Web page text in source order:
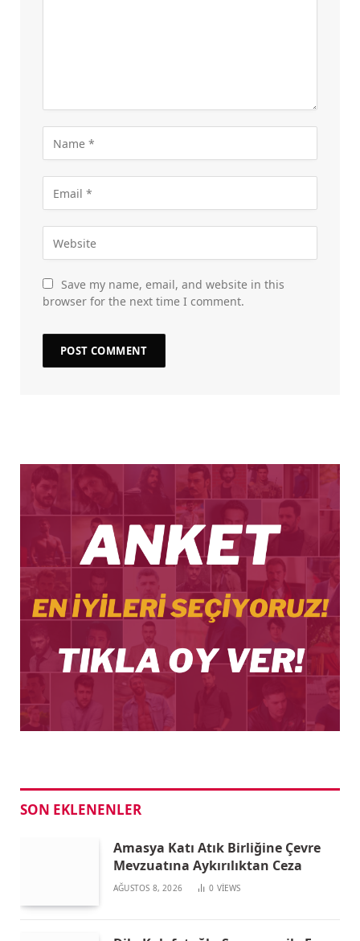
Save my name, email, and website in this
browser for the next time I comment.
SON EKLENENLER
Amasya Katı Atık Birliğine Çevre
Mevzuatına Aykırılıktan Ceza
AĞUSTOS 8, 2026 0 VIEWS